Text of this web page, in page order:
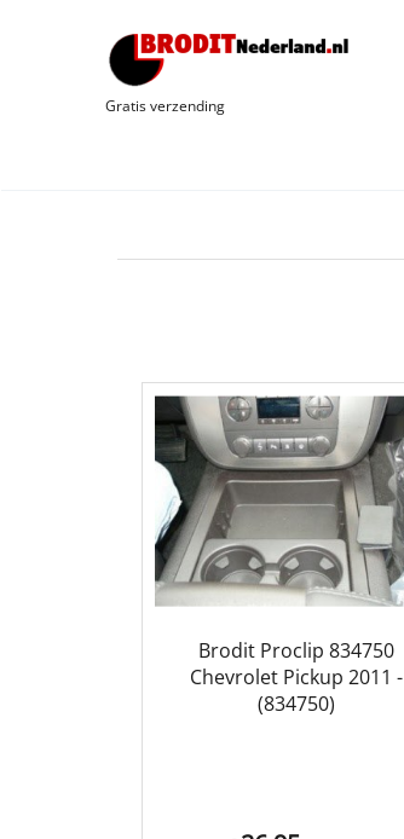
Gratis verzending
Brodit Proclip 834750
Chevrolet Pickup 2011 -
(834750)